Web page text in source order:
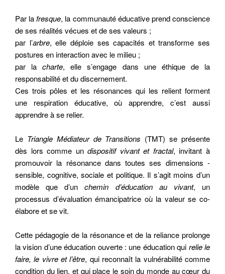
Par lafresque, la communauté éducative prend conscience
de ses réalités vécues et de ses valeurs ;
par l’arbre, elle déploie ses capacités et transforme ses
postures en interaction avec le milieu ;
par lacharte, elle s’engage dans une éthique de la
responsabilité et du discernement.
Ces trois pôles et les résonances qui les relient forment
une respiration éducative, où apprendre, c’est aussi
apprendre à se relier.
Le Triangle Médiateur de Transitions (TMT) se présente
dès lors comme undispositif vivant et fractal, invitant à
promouvoir la résonance dans toutes ses dimensions -
sensible, cognitive, sociale et politique. Il s’agit moins d’un
modèle que d’unchemin d’éducation au vivant, un
processus d’évaluation émancipatrice où la valeur se co-
élabore et se vit.
Cette pédagogie de la résonance et de la reliance prolonge
la vision d’une éducation ouverte : une éducation qui relie le
faire, le vivre et l’être, qui reconnaît la vulnérabilité comme
condition du lien, et qui place le soin du monde au cœur du